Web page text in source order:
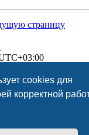
cookies для
корректной
страницу
® Forum